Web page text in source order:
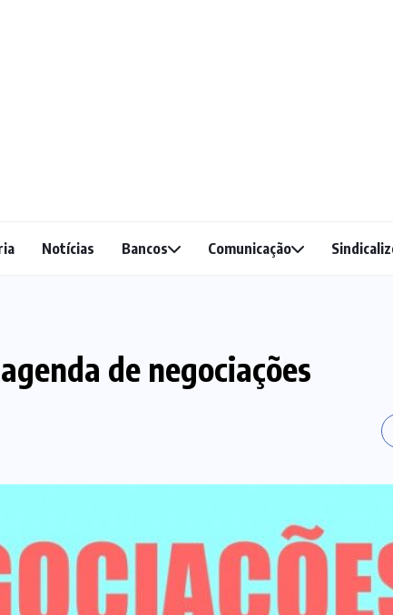
Notícias Bancos Comunicação
de negociações